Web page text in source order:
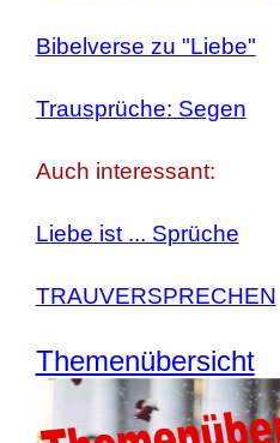
Bibelverse zu "Liebe"
Trausprüche: Segen
Auch interessant:
Liebe ist ... Sprüche
TRAUVERSPRECHEN
Themenübersicht